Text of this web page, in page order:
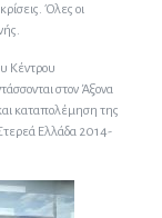
Όλες οι
Κέντρου
στον Άξονα
καταπολέμηση της
Ελλάδα 2014-